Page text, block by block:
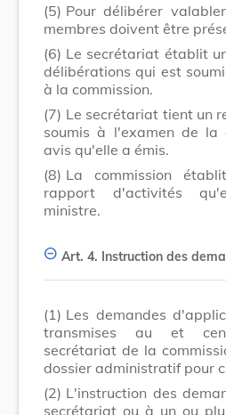
(5) Pour délibérer
membres doivent être
(6) Le secrétariat établit
délibérations qui est
à la commission.
(7) Le secrétariat tient un
soumis à l'examen de la
avis qu'elle a émis.
(8) La commission
rapport d'activités
ministre.
Art. 4. Instruction des
(1) Les demandes
transmises au et
secrétariat de la
dossier administratif pour
(2) L'instruction des
secrétariat ou à un ou